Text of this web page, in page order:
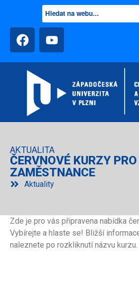
AKTUALITA
ČERVNOVÉ KURZY PRO
ZAMĚSTNANCE
Aktuality
Zde je pro vás připravena nabídka
Vybírejte a hlaste se! Bližší
naleznete po rozkliknutí názvu kurzu.